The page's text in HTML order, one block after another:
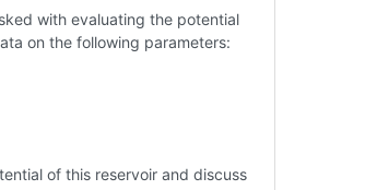
with evaluating the potential
on the following parameters:
of this reservoir and discuss